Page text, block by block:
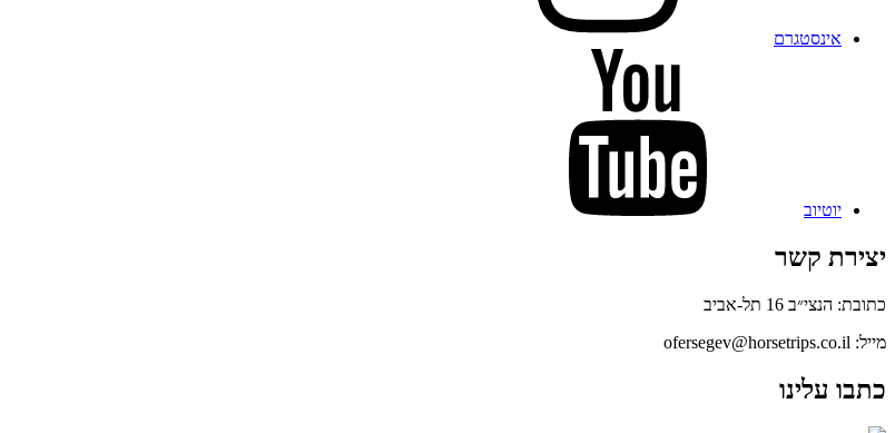
אינסטגרם
יוטיוב
יצירת קשר
כתובת: הנצי״ב 16 תל-אביב
מייל: ofersegev@horsetrips.co.il
כתבו עלינו